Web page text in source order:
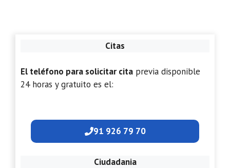
Citas
El teléfono para solicitar cita previa disponible
24 horas y gratuito es el:
91 926 79 70
Ciudadania